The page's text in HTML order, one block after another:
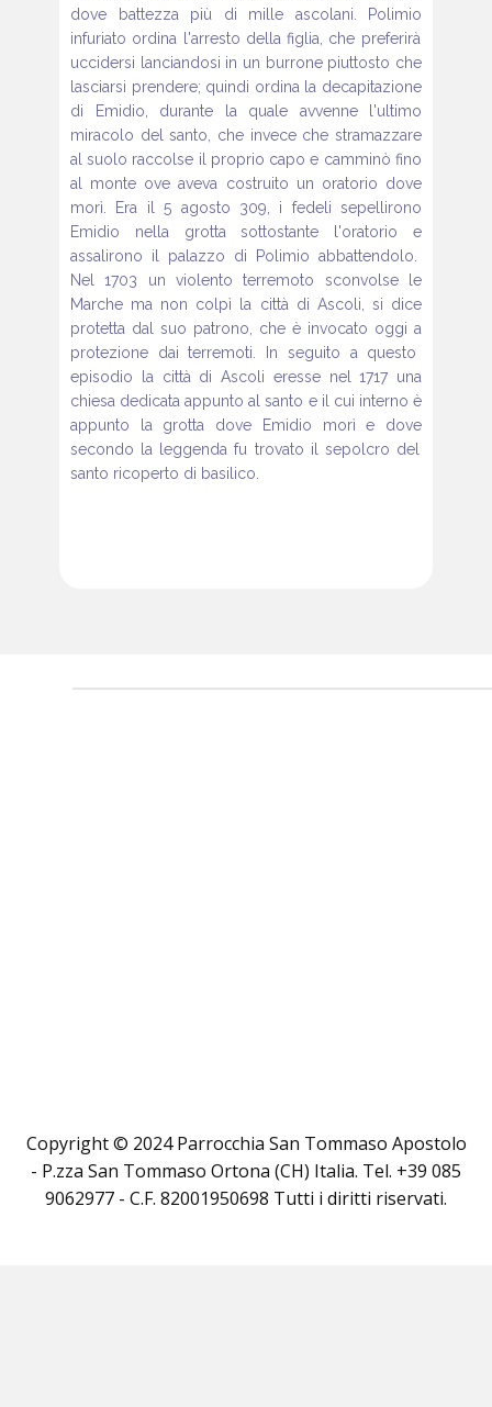
dove battezza più di mille ascolani. Polimio
infuriato ordina l'arresto della figlia, che preferirà
uccidersi lanciandosi in un burrone piuttosto che
lasciarsi prendere; quindi ordina la decapitazione
di Emidio, durante la quale avvennel'ultimo
miracolo del santo, che invece che stramazzare
al suolo raccolse il proprio capo e camminò fino
al monte ove aveva costruito un oratorio dove
morì. Era il 5 agosto 309, i fedeli sepellirono
Emidio nella grotta sottostante l'oratorio e
assalirono il palazzo di Polimio abbattendolo.
Nel 1703 un violento terremoto sconvolse le
Marche ma non colpì la città di Ascoli, si dice
protetta dal suo patrono, che è invocato oggi a
protezione dai terremoti. In seguito a questo
episodio la città di Ascoli eresse nel 1717 una
chiesa dedicata appunto al santo e il cui interno è
appunto la grotta dove Emidio morì e dove
secondo la leggenda fu trovato il sepolcro del
santo ricoperto di basilico.
Copyright © 2024 Parrocchia San Tommaso Apostolo
- P.zza San Tommaso Ortona (CH) Italia. Tel. +39 085
9062977 - C.F. 82001950698 Tutti i diritti riservati.